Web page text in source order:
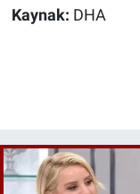
Kaynak: DHA